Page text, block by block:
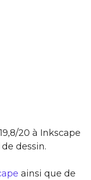
20 à Inkscape
dessin.
ainsi que de